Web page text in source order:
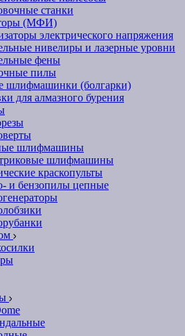
станки
(МФИ)
электрического напряжения
нивелиры и лазерные уровни
фены
пилы
шлифмашинки (болгарки)
для алмазного бурения
шлифмашины
шлифмашины
краскопульты
и бензопилы цепные